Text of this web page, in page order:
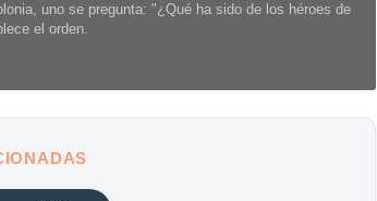
uno se pregunta: "¿Qué ha sido de los héroes de
el orden.